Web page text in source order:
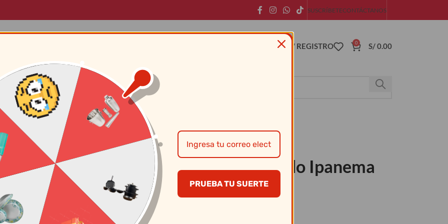
SUSCRÍBETECONTÁCTANOS
ACCESO / REGISTRO 0 S/0.00
Tramontina – Cuchillo Asado Ipanema
Negro X 12 Pzs
37.90
PRUEBA TU SUERTE